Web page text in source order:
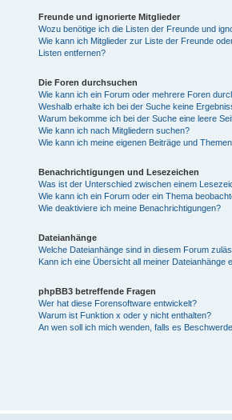
Freunde und ignorierte Mitglieder
Wozu benötige ich die Listen der Freunde und
Wie kann ich Mitglieder zur Liste der Freunde
Listen entfernen?
Die Foren durchsuchen
Wie kann ich ein Forum oder mehrere Foren
Weshalb erhalte ich bei der Suche keine
Warum bekomme ich bei der Suche eine leere
Wie kann ich nach Mitgliedern suchen?
Wie kann ich meine eigenen Beiträge und
Benachrichtigungen und Lesezeichen
Was ist der Unterschied zwischen einem
Wie kann ich ein Forum oder ein Thema
Wie deaktiviere ich meine Benachrichtigungen?
Dateianhänge
Welche Dateianhänge sind in diesem Forum
Kann ich eine Übersicht all meiner Dateianhänge
phpBB3 betreffende Fragen
Wer hat diese Forensoftware entwickelt?
Warum ist Funktion x oder y nicht enthalten?
An wen soll ich mich wenden, falls es